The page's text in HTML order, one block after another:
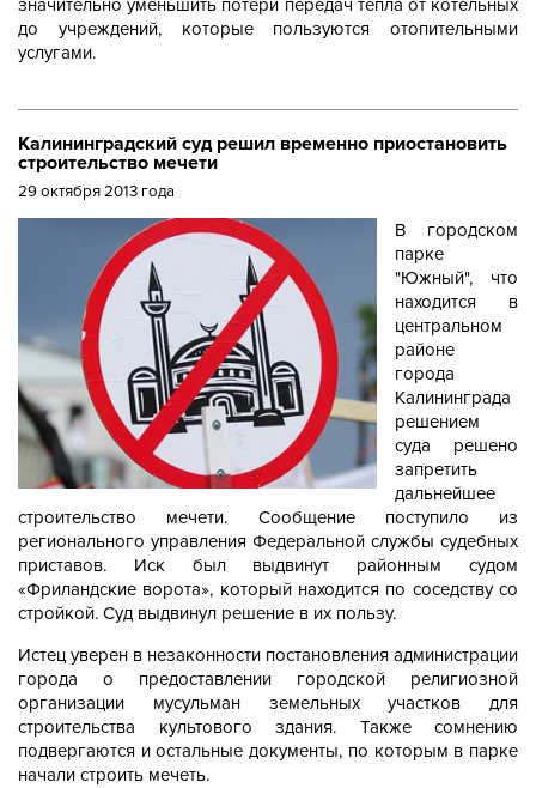
значительно уменьшить потери передач тепла от котельных
до учреждений, которые пользуются отопительными
услугами.
Калининградский суд решил временно приостановить
строительство мечети
29 октября 2013 года
В городском
парке
"Южный", что
находится в
центральном
районе
города
Калининграда
решением
суда решено
запретить
дальнейшее
строительство мечети. Сообщение поступило из
регионального управления Федеральной службы судебных
приставов. Иск был выдвинут районным судом
«Фриландские ворота», который находится по соседству со
стройкой. Суд выдвинул решение в их пользу.
Истец уверен в незаконности постановления администрации
города о предоставлении городской религиозной
организации мусульман земельных участков для
строительства культового здания. Также сомнению
подвергаются и остальные документы, по которым в парке
начали строить мечеть.